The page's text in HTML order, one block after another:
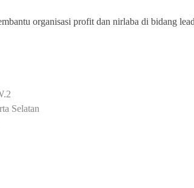
organisasi profit dan nirlaba di bidang
Selatan